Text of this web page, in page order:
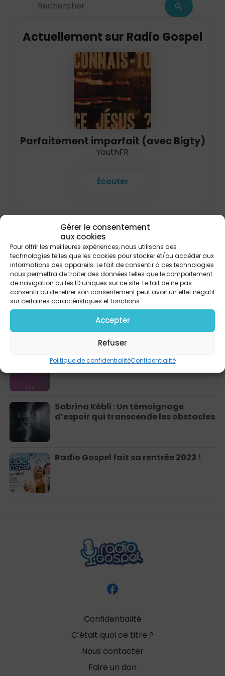
Gérer le consentement
aux cookies
Pour offrir les meilleures expériences, nous utilisons des
technologies telles que les cookies pour stocker et/ou accéder aux
informations des appareils. Le fait de consentir à ces technologies
nous permettra de traiter des données telles que le comportement
de navigation ou les ID uniques sur ce site. Le fait de ne pas
consentir ou de retirer son consentement peut avoir un effet négatif
sur certaines caractéristiques et fonctions.
Accepter
Refuser
Politique de confidentialitéConfidentialité
Rechercher
Actuellement sur Radio Gospel
Parfaitement imparfait (avec Bigty)
YouthFR
Écouter
Les plus populaires
Plus qu’un chant, une ode à l’amour
avec Pierre Cossa
Faites la pause déjeuner avec Majo
sur Radio Gospel midi !
Gauthier Kulula et son hymne « Je ne
crains rien » : Un parcours inspirant
Sabrina Kébli : Un témoignage
d’espoir qui transcende les obstacles
Radio Gospel fait sa rentrée 2023 !
Confidentialité
C’était quoi ce titre ?
Nous contacter
Faire un don